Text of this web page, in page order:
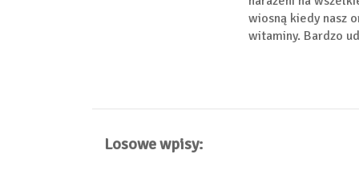
wiosną kiedy nasz
witaminy. Bardzo
Losowe wpisy: